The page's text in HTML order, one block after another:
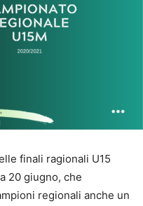
finali ragionali U15
20 giugno, che
regionali anche un